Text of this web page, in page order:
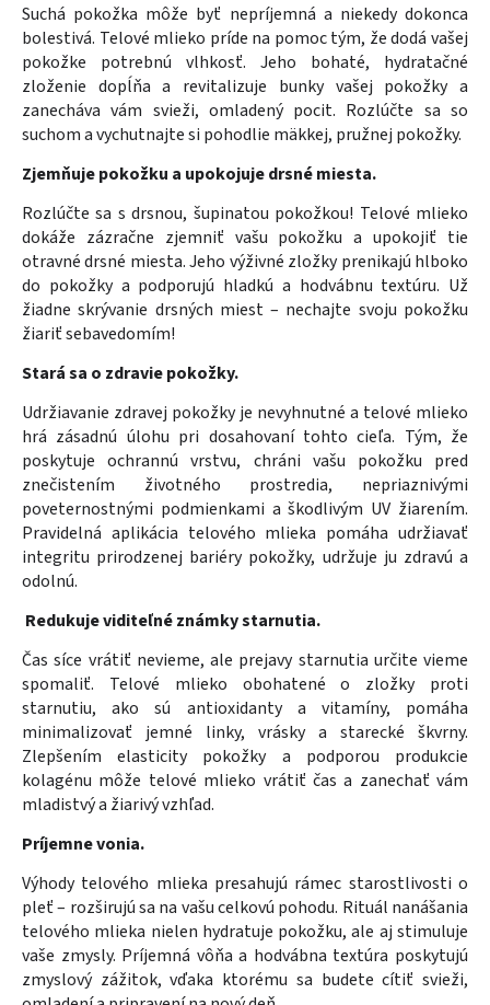
Suchá pokožka môže byť nepríjemná a niekedy dokonca
bolestivá. Telové mlieko príde na pomoc tým, že dodá vašej
pokožke potrebnú vlhkosť. Jeho bohaté, hydratačné
zloženie dopĺňa a revitalizuje bunky vašej pokožky a
zanecháva vám svieži, omladený pocit. Rozlúčte sa so
suchom a vychutnajte si pohodlie mäkkej, pružnej pokožky.
Zjemňuje pokožku a upokojuje drsné miesta.
Rozlúčte sa s drsnou, šupinatou pokožkou! Telové mlieko
dokáže zázračne zjemniť vašu pokožku a upokojiť tie
otravné drsné miesta. Jeho výživné zložky prenikajú hlboko
do pokožky a podporujú hladkú a hodvábnu textúru. Už
žiadne skrývanie drsných miest – nechajte svoju pokožku
žiariť sebavedomím!
Stará sa o zdravie pokožky.
Udržiavanie zdravej pokožky je nevyhnutné a telové mlieko
hrá zásadnú úlohu pri dosahovaní tohto cieľa. Tým, že
poskytuje ochrannú vrstvu, chráni vašu pokožku pred
znečistením životného prostredia, nepriaznivými
poveternostnými podmienkami a škodlivým UV žiarením.
Pravidelná aplikácia telového mlieka pomáha udržiavať
integritu prirodzenej bariéry pokožky, udržuje ju zdravú a
odolnú.
Redukuje viditeľné známky starnutia.
Čas síce vrátiť nevieme, ale prejavy starnutia určite vieme
spomaliť. Telové mlieko obohatené o zložky proti
starnutiu, ako sú antioxidanty a vitamíny, pomáha
minimalizovať jemné linky, vrásky a starecké škvrny.
Zlepšením elasticity pokožky a podporou produkcie
kolagénu môže telové mlieko vrátiť čas a zanechať vám
mladistvý a žiarivý vzhľad.
Príjemne vonia.
Výhody telového mlieka presahujú rámec starostlivosti o
pleť – rozširujú sa na vašu celkovú pohodu. Rituál nanášania
telového mlieka nielen hydratuje pokožku, ale aj stimuluje
vaše zmysly. Príjemná vôňa a hodvábna textúra poskytujú
zmyslový zážitok, vďaka ktorému sa budete cítiť svieži,